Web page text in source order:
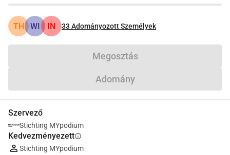
TH WI IN 33Adományozott Személyek
Megosztás
Adomány
Szervező
Stichting MYpodium
Kedvezményezettinfo
Stichting MYpodium